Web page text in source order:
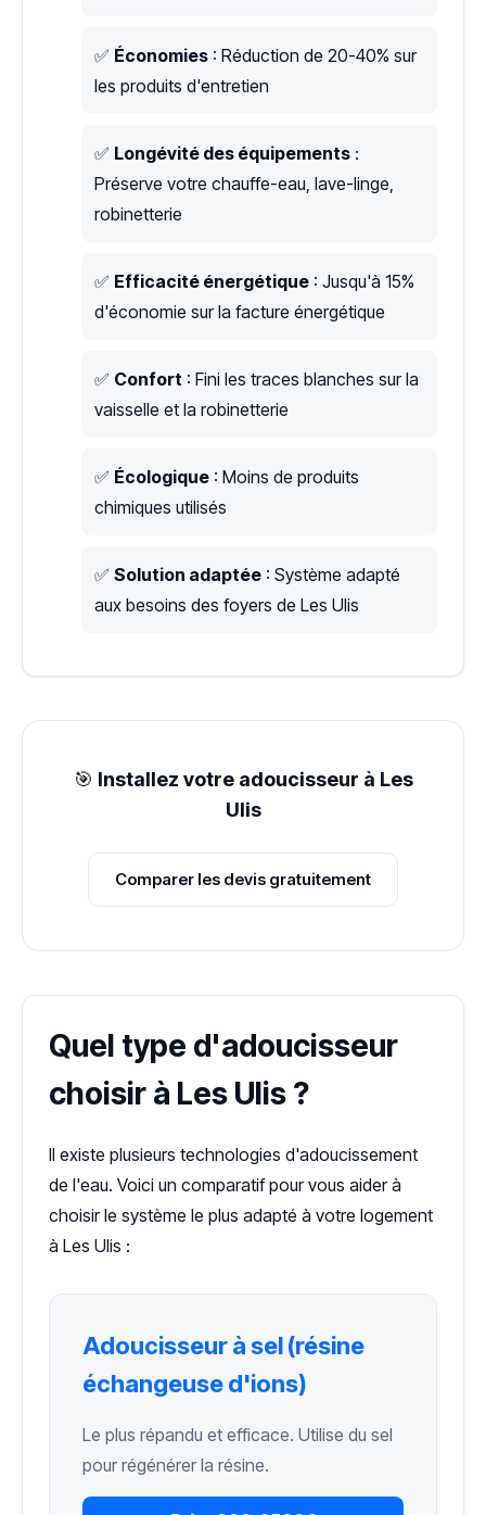
✅ Économies : Réduction de 20-40% sur
les produits d'entretien
✅ Longévité des équipements :
Préserve votre chauffe-eau, lave-linge,
robinetterie
✅ Efficacité énergétique : Jusqu'à 15%
d'économie sur la facture énergétique
✅ Confort : Fini les traces blanches sur la
vaisselle et la robinetterie
✅ Écologique : Moins de produits
chimiques utilisés
✅ Solution adaptée : Système adapté
aux besoins des foyers de Les Ulis
🎯 Installez votre adoucisseur à Les
Ulis
Comparer les devis gratuitement
Quel type d'adoucisseur
choisir à Les Ulis ?
Il existe plusieurs technologies d'adoucissement
de l'eau. Voici un comparatif pour vous aider à
choisir le système le plus adapté à votre logement
à Les Ulis :
Adoucisseur à sel (résine
échangeuse d'ions)
Le plus répandu et efficace. Utilise du sel
pour régénérer la résine.